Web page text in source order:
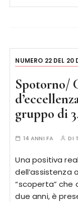
NUMERO 22 DEL 20
Spotorno/
gruppo di
14 ANNI FA DI
Una positiva
dell’assistenza
“scoperta” che
due anni, è